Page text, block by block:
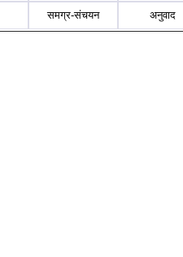
समग्र-संचयन अनुवाद